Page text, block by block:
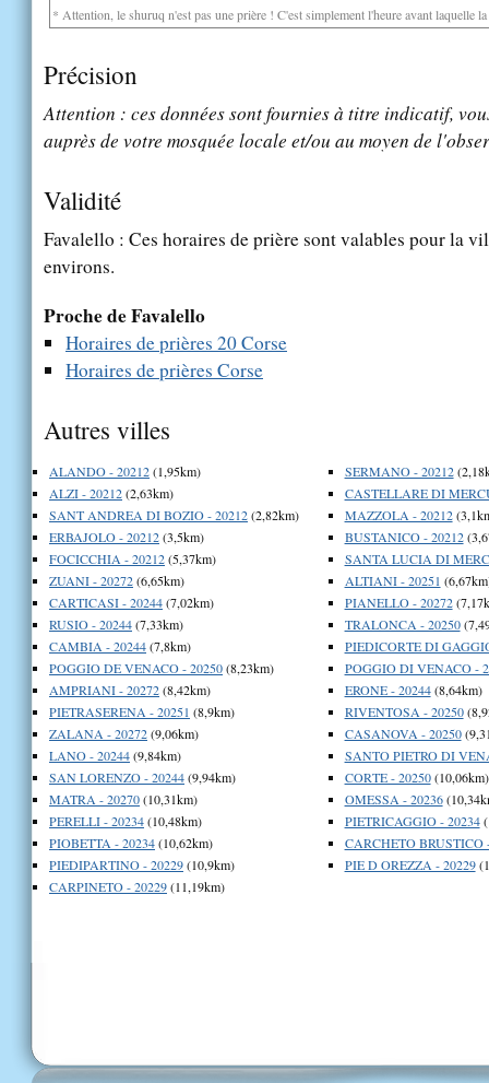
* Attention, le shuruq n'est pas une prière ! C'est simplement l'heure avant laquelle
Précision
Attention : ces données sont fournies à titre indicatif,
auprès de votre mosquée locale et/ou au moyen de
Validité
Favalello : Ces horaires de prière sont valables pour la
environs.
Proche de Favalello
Horaires de prières 20 Corse
Horaires de prières Corse
Autres villes
ALANDO - 20212(1,95km)
ALZI - 20212(2,63km)
SANT ANDREA DI BOZIO - 20212(2,82km)
ERBAJOLO - 20212(3,5km)
FOCICCHIA - 20212(5,37km)
ZUANI - 20272(6,65km)
CARTICASI - 20244(7,02km)
RUSIO - 20244(7,33km)
CAMBIA - 20244(7,8km)
POGGIO DE VENACO - 20250(8,23km)
AMPRIANI - 20272(8,42km)
PIETRASERENA - 20251 (8,9km)
ZALANA - 20272(9,06km)
LANO - 20244(9,84km)
SAN LORENZO - 20244(9,94km)
MATRA - 20270(10,31km)
PERELLI - 20234(10,48km)
PIOBETTA - 20234(10,62km)
PIEDIPARTINO - 20229(10,9km)
CARPINETO - 20229(11,19km)
SERMANO - 20212
CASTELLARE DI
MAZZOLA - 20212
BUSTANICO - 20212
SANTA LUCIA DI
ALTIANI - 20251
PIANELLO - 20272
TRALONCA - 20250
PIEDICORTE DI
POGGIO DI VENACO -
ERONE - 20244(8,64km)
RIVENTOSA - 20250
CASANOVA - 20250
SANTO PIETRO DI
CORTE - 20250(10,06km)
OMESSA - 20236
PIETRICAGGIO - 20234
CARCHETO BRUSTICO
PIE D OREZZA - 20229